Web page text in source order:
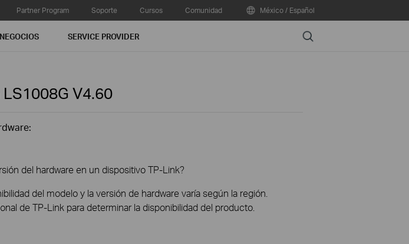
Partner Program Soporte Cursos Comunidad México / Español
NEGOCIOS SERVICE PROVIDER Search
LS1008G V4.60
del hardware en un dispositivo TP-Link?
del modelo y la versión de hardware varía según la región.
de TP-Link para determinar la disponibilidad del producto.